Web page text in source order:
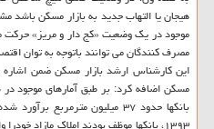
هیجان یا التهاب جدید به بازار مسکن
موجود در یک وضعیت «کج دار و مریز»
مصرف کنندگان می توانند باتوجه به توان
این کارشناس ارشد بازار مسکن ضمن اشاره
بانکها حدود ۳۷ میلیون